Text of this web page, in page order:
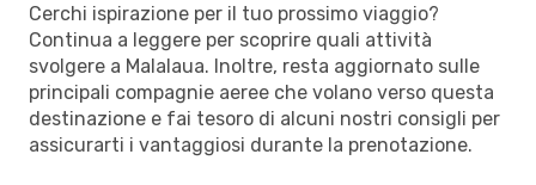
Cerchi ispirazione per il tuo prossimo viaggio?
Continua a leggere per scoprire quali attività
svolgere a Malalaua. Inoltre, resta aggiornato sulle
principali compagnie aeree che volano verso questa
destinazione e fai tesoro di alcuni nostri consigli per
assicurarti i vantaggiosi durante la prenotazione.